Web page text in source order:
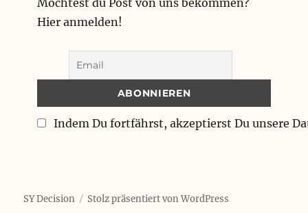
Möchtest du Post von uns bekommen?
Hier anmelden!
Indem Du fortfährst, akzeptierst Du unsere
SY Decision Stolz präsentiert von WordPress